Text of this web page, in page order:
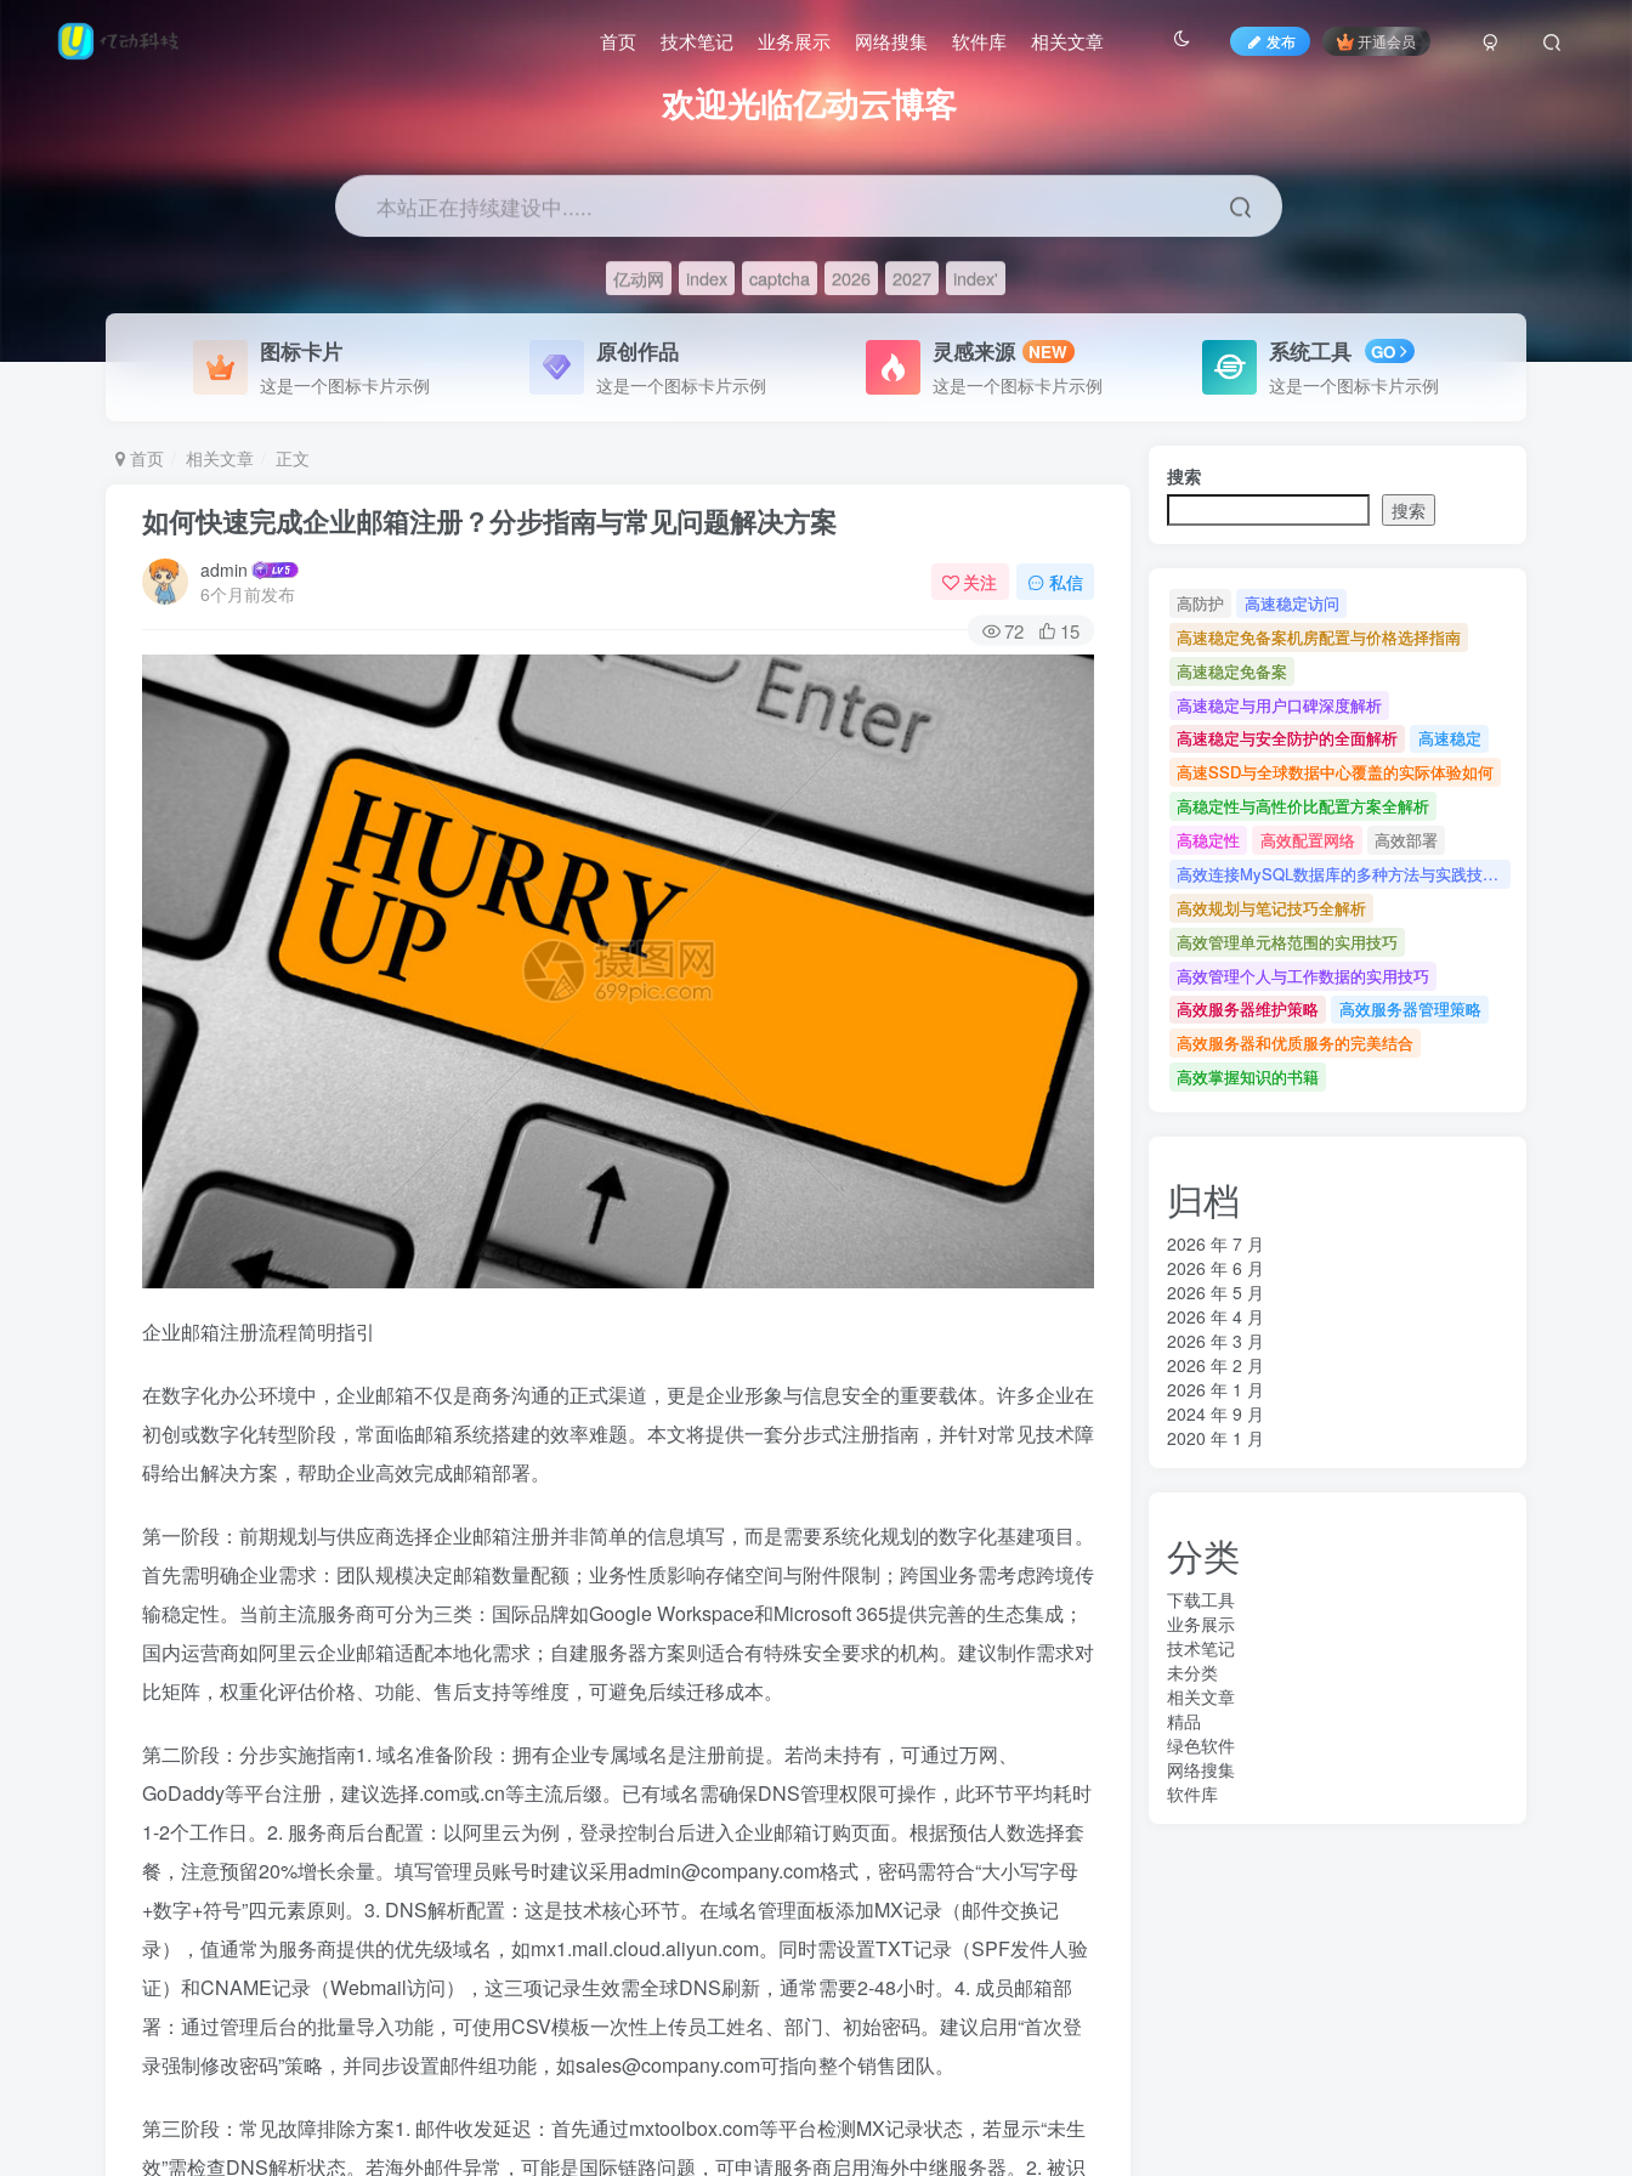
发布 开通会员
首页 技术笔记 业务展示 网络搜集 软件库 相关文章
欢迎光临亿动云博客
本站正在持续建设中.....
亿动网 index captcha 2026 2027 index'
图标卡片
这是一个图标卡片示例
原创作品
这是一个图标卡片示例
灵感来源 NEW
这是一个图标卡片示例
系统工具 GO
这是一个图标卡片示例
首页 相关文章 正文
如何快速完成企业邮箱注册？分步指南与常见问题解决方案
admin
6个月前发布
关注 私信
72 15
企业邮箱注册流程简明指引
在数字化办公环境中，企业邮箱不仅是商务沟通的正式渠道，更是企业形象与信息安全的重要载体。许多企业在
初创或数字化转型阶段，常面临邮箱系统搭建的效率难题。本文将提供一套分步式注册指南，并针对常见技术障
碍给出解决方案，帮助企业高效完成邮箱部署。
第一阶段：前期规划与供应商选择企业邮箱注册并非简单的信息填写，而是需要系统化规划的数字化基建项目。
首先需明确企业需求：团队规模决定邮箱数量配额；业务性质影响存储空间与附件限制；跨国业务需考虑跨境传
输稳定性。当前主流服务商可分为三类：国际品牌如Google Workspace和Microsoft 365提供完善的生态集成；
国内运营商如阿里云企业邮箱适配本地化需求；自建服务器方案则适合有特殊安全要求的机构。建议制作需求对
比矩阵，权重化评估价格、功能、售后支持等维度，可避免后续迁移成本。
第二阶段：分步实施指南1. 域名准备阶段：拥有企业专属域名是注册前提。若尚未持有，可通过万网、
GoDaddy等平台注册，建议选择.com或.cn等主流后缀。已有域名需确保DNS管理权限可操作，此环节平均耗时
1-2个工作日。2. 服务商后台配置：以阿里云为例，登录控制台后进入企业邮箱订购页面。根据预估人数选择套
餐，注意预留20%增长余量。填写管理员账号时建议采用admin@company.com格式，密码需符合“大小写字母
+数字+符号”四元素原则。3. DNS解析配置：这是技术核心环节。在域名管理面板添加MX记录（邮件交换记
录），值通常为服务商提供的优先级域名，如mx1.mail.cloud.aliyun.com。同时需设置TXT记录（SPF发件人验
证）和CNAME记录（Webmail访问），这三项记录生效需全球DNS刷新，通常需要2-48小时。4. 成员邮箱部
署：通过管理后台的批量导入功能，可使用CSV模板一次性上传员工姓名、部门、初始密码。建议启用“首次登
录强制修改密码”策略，并同步设置邮件组功能，如sales@company.com可指向整个销售团队。
第三阶段：常见故障排除方案1. 邮件收发延迟：首先通过mxtoolbox.com等平台检测MX记录状态，若显示“未生
效”需检查DNS解析状态。若海外邮件异常，可能是国际链路问题，可申请服务商启用海外中继服务器。2. 被识
搜索
搜索
高防护
高速稳定访问
高速稳定免备案机房配置与价格选择指南
高速稳定免备案
高速稳定与用户口碑深度解析
高速稳定与安全防护的全面解析
高速稳定
高速SSD与全球数据中心覆盖的实际体验如何
高稳定性与高性价比配置方案全解析
高稳定性
高效配置网络
高效部署
高效连接MySQL数据库的多种方法与实践技巧详解
高效规划与笔记技巧全解析
高效管理单元格范围的实用技巧
高效管理个人与工作数据的实用技巧
高效服务器维护策略
高效服务器管理策略
高效服务器和优质服务的完美结合
高效掌握知识的书籍
归档
2026 年 7 月
2026 年 6 月
2026 年 5 月
2026 年 4 月
2026 年 3 月
2026 年 2 月
2026 年 1 月
2024 年 9 月
2020 年 1 月
分类
下载工具
业务展示
技术笔记
未分类
相关文章
精品
绿色软件
网络搜集
软件库